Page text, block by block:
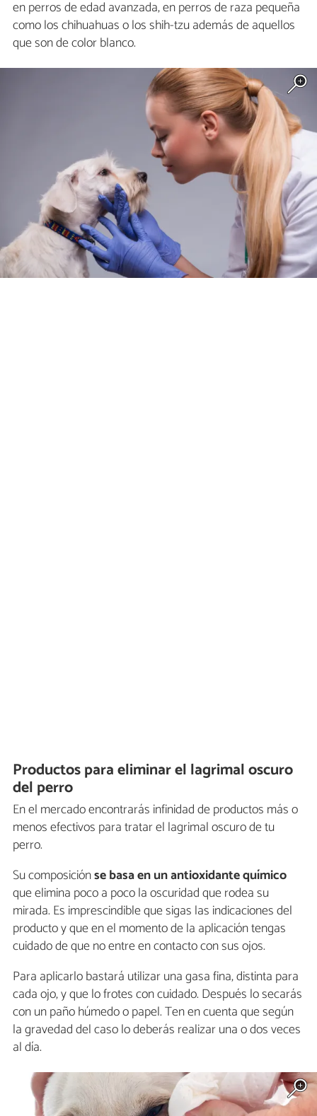
en perros de edad avanzada, en perros de raza pequeña
como los chihuahuas o los shih-tzu además de aquellos
que son de color blanco.
Productos para eliminar el lagrimal oscuro
del perro
En el mercado encontrarás infinidad de productos más o
menos efectivos para tratar el lagrimal oscuro de tu
perro.
Su composiciónse basa en un antioxidante químico
que elimina poco a poco la oscuridad que rodea su
mirada. Es imprescindible que sigas las indicaciones del
producto y que en el momento de la aplicación tengas
cuidado de que no entre en contacto con sus ojos.
Para aplicarlo bastará utilizar una gasa fina, distinta para
cada ojo, y que lo frotes con cuidado. Después lo secarás
con un paño húmedo o papel. Ten en cuenta que según
la gravedad del caso lo deberás realizar una o dos veces
al día.